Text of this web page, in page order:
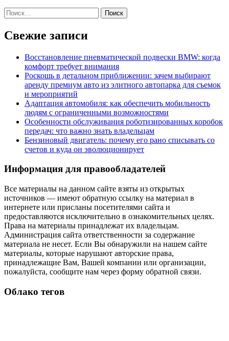
Найти:
Свежие записи
Восстановление пневматической подвески BMW: когда
комфорт требует внимания
Роскошь в детальном приближении: зачем выбирают
аренду премиум авто из элитного автопарка для съемок
и мероприятий
Адаптация автомобиля: как обеспечить мобильность
людям с ограниченными возможностями
Особенности обслуживания роботизированных коробок
передач: что важно знать владельцам
Бензиновый двигатель: почему его рано списывать со
счетов и куда он эволюционирует
Информация для правообладателей
Все материалы на данном сайте взяты из открытых
источников — имеют обратную ссылку на материал в
интернете или присланы посетителями сайта и
предоставляются исключительно в ознакомительных целях.
Права на материалы принадлежат их владельцам.
Администрация сайта ответственности за содержание
материала не несет. Если Вы обнаружили на нашем сайте
материалы, которые нарушают авторские права,
принадлежащие Вам, Вашей компании или организации,
пожалуйста, сообщите нам через форму обратной связи.
Облако тегов